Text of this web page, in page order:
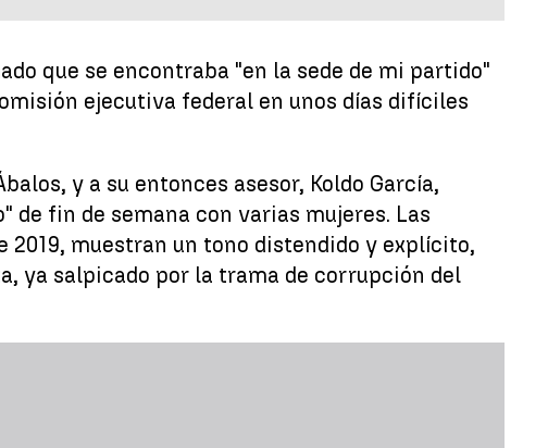
que se encontraba "en la sede de mi partido"
ejecutiva federal en unos días difíciles
y a su entonces asesor, Koldo García,
fin de semana con varias mujeres. Las
muestran un tono distendido y explícito,
ya salpicado por la trama de corrupción del